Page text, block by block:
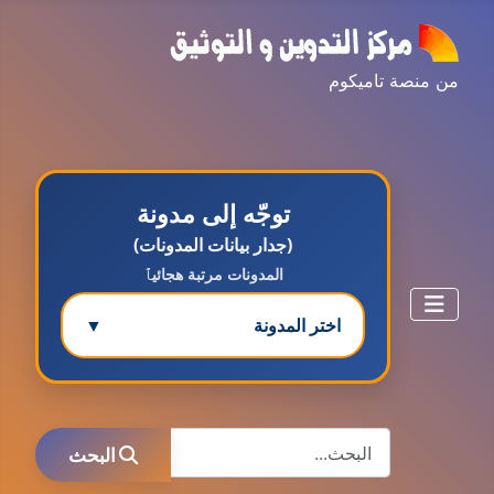
من منصة تاميكوم
توجّه إلى مدونة
(جدار بيانات المدونات)
المدونات مرتبة هجائيٱ
اختر المدونة ▼
البحث
البحث